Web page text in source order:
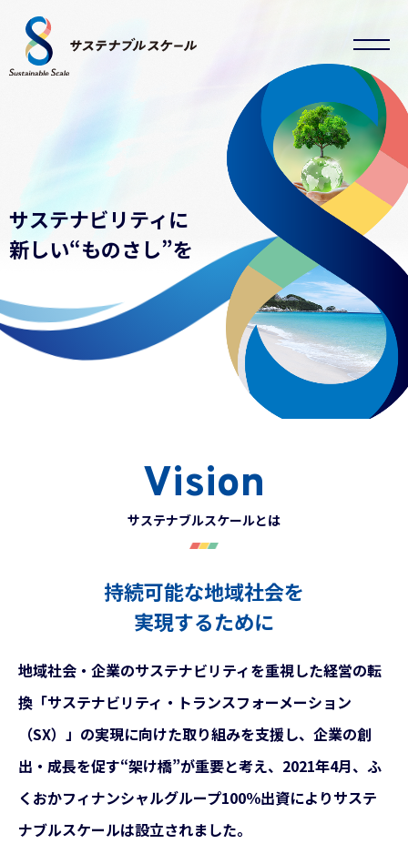
サステナビリティに
新しい“ものさし”を
Vision
サステナブルスケールとは
持続可能な地域社会を
実現するために
地域社会・企業のサステナビリティを重視した経営の転
換「サステナビリティ・トランスフォーメーション
（SX）」の実現に向けた取り組みを支援し、企業の創
出・成長を促す“架け橋”が重要と考え、2021年4月、ふ
くおかフィナンシャルグループ100％出資によりサステ
ナブルスケールは設立されました。